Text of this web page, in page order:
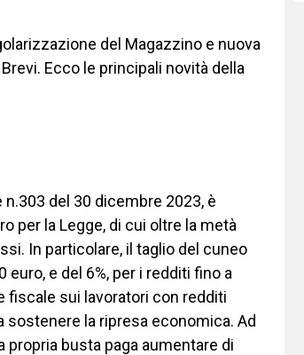
del Magazzino e nuova
Ecco le principali novità della
del 30 dicembre 2023, è
per la Legge, di cui oltre la metà
In particolare, il taglio del cuneo
e del 6%, per i redditi fino a
fiscale sui lavoratori con redditi
sostenere la ripresa economica. Ad
propria busta paga aumentare di